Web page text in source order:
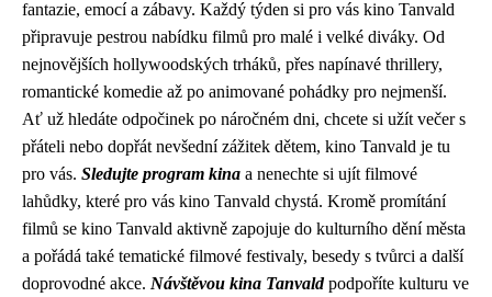
fantazie, emocí a zábavy. Každý týden si pro vás kino Tanvald
připravuje pestrou nabídku filmů pro malé i velké diváky. Od
nejnovějších hollywoodských trháků, přes napínavé thrillery,
romantické komedie až po animované pohádky pro nejmenší.
Ať už hledáte odpočinek po náročném dni, chcete si užít večer s
přáteli nebo dopřát nevšední zážitek dětem, kino Tanvald je tu
pro vás. Sledujte program kina a nenechte si ujít filmové
lahůdky, které pro vás kino Tanvald chystá. Kromě promítání
filmů se kino Tanvald aktivně zapojuje do kulturního dění města
a pořádá také tematické filmové festivaly, besedy s tvůrci a další
doprovodné akce. Návštěvou kina Tanvaldpodpoříte kulturu ve